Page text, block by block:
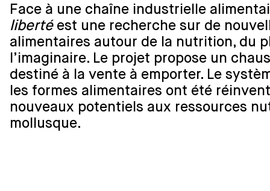
Face à une chaîne industrielle
liberté est une recherche sur de
alimentaires autour de la nutrition, du
l’imaginaire. Le projet propose un
destiné à la vente à emporter. Le
les formes alimentaires ont été
nouveaux potentiels aux ressources
mollusque.